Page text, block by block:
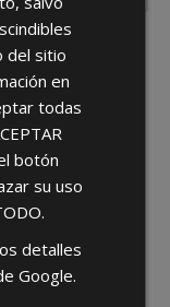
mayoristas.
del sitio
en
todas
botón
su uso
.
detalles
Google.